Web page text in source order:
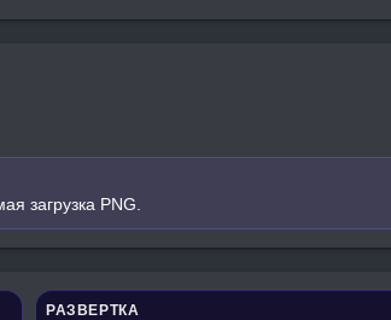
загрузка PNG.
РАЗВЕРТКА